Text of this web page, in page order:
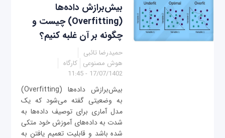
بیش‌برازش داده‌ها
(Overfitting) چیست و
چگونه بر آن غلبه کنیم؟
حمیدرضا تائبی
هوش مصنوعی کارگاه
17/07/1402 - 11:45
بیش‌برازش داده‌ها (Overfitting)
به وضعیتی گفته می‌شود که یک
مدل آماری برای توصیف داده‌ها به
شدت به داده‌های آموزش خود متکی
شده باشد و قابلیت تعمیم یافتن به